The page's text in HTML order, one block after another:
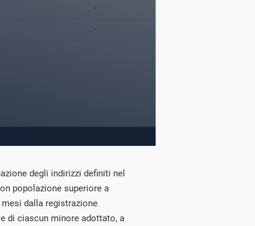
degli indirizzi definiti nel
popolazione superiore a
dalla registrazione
di ciascun minore adottato, a